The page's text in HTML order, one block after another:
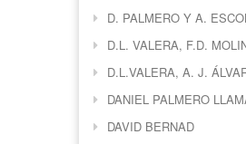
D. PALMERO Y A.
D.L. VALERA, F.D.
D.L.VALERA, A. J.
DANIEL PALMERO
DAVID BERNAD